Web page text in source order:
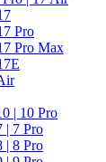
Pro
Pro Max
| 10 Pro
| 7 Pro
| 8 Pro